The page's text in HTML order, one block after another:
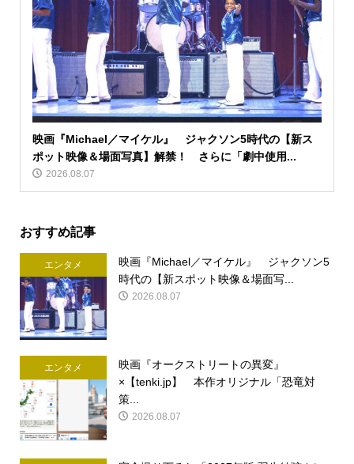
映画『Michael／マイケル』 ジャクソン5時代の【新ス
ポット映像＆場面写真】解禁！ さらに「劇中使用...
2026.08.07
おすすめ記事
エンタメ
映画『Michael／マイケル』 ジャクソン5
時代の【新スポット映像＆場面写...
2026.08.07
エンタメ
映画『オークストリートの異変』
×【tenki.jp】 本作オリジナル「恐竜対
策...
2026.08.07